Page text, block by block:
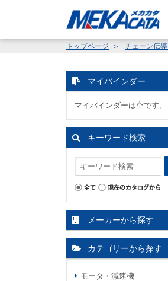
トップページ チェーン伝導
マイバインダー
マイバインダーは空です。
キーワード検索
メーカーから探す
カテゴリーから探す
モータ・減速機